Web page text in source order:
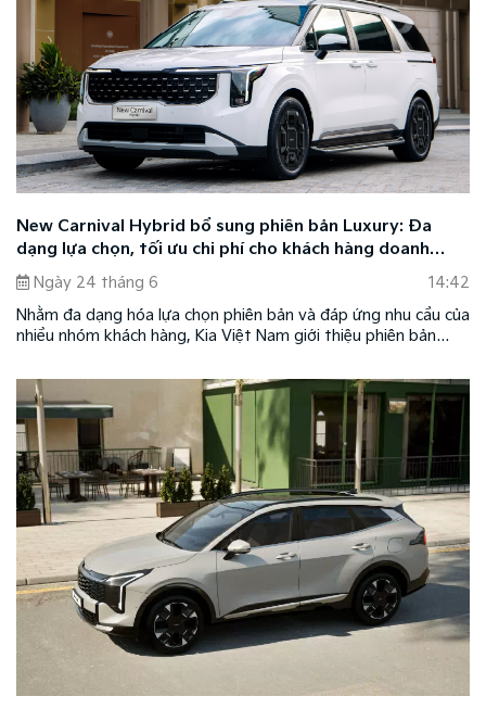
New Carnival Hybrid bổ sung phiên bản Luxury: Đa
dạng lựa chọn, tối ưu chi phí cho khách hàng doanh
nghiệp
Ngày 24 tháng 6
14:42
Nhằm đa dạng hóa lựa chọn phiên bản và đáp ứng nhu cầu của
nhiều nhóm khách hàng, Kia Việt Nam giới thiệu phiên bản
những giá trị nổi bật của dòng xe SUV cao cấp New Carnival
Hybrid với thiết kế sang trọng, không gian nội thất rộng rãi,
công nghệ hybrid hiện đại cùng khả năng vận hành êm ái, tiết
kiệm nhiên liệu.